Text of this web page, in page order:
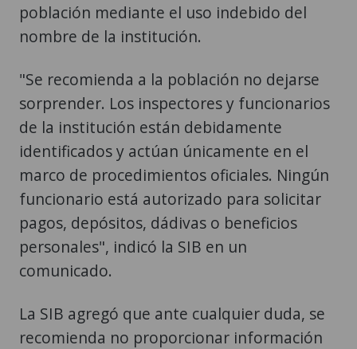
población mediante el uso indebido del
nombre de la institución.
"Se recomienda a la población no dejarse
sorprender. Los inspectores y funcionarios
de la institución están debidamente
identificados y actúan únicamente en el
marco de procedimientos oficiales. Ningún
funcionario está autorizado para solicitar
pagos, depósitos, dádivas o beneficios
personales", indicó la SIB en un
comunicado.
La SIB agregó que ante cualquier duda, se
recomienda no proporcionar información